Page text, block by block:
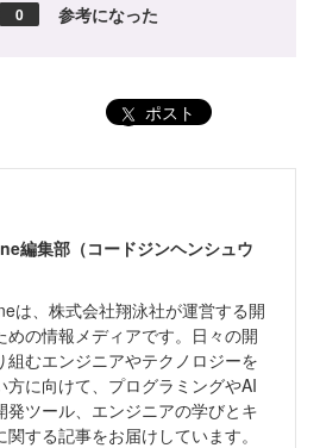
0 参考になった
ポスト
編集部（コードジンヘンシュウ
は、株式会社翔泳社が運営する開
めの情報メディアです。日々の開
組むエンジニアやテクノロジーを
方に向けて、プログラミングやAI
発ツール、エンジニアの学びとキ
関する記事をお届けしています。